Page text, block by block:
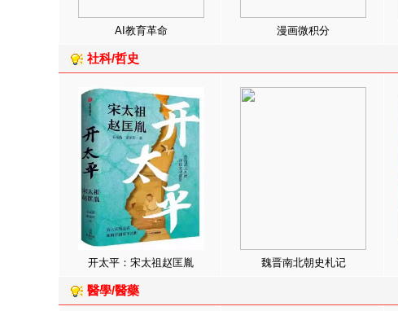
AI教育革命 漫画微积分
社科/哲史
开太平：宋太祖赵匡胤 魏晋南北朝史札记
醫學/醫藥